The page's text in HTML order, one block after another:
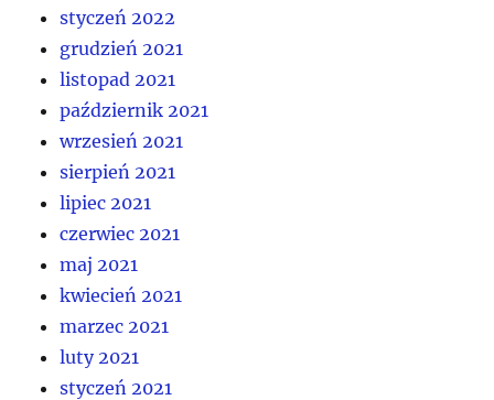
styczeń 2022
grudzień 2021
listopad 2021
październik 2021
wrzesień 2021
sierpień 2021
lipiec 2021
czerwiec 2021
maj 2021
kwiecień 2021
marzec 2021
luty 2021
styczeń 2021